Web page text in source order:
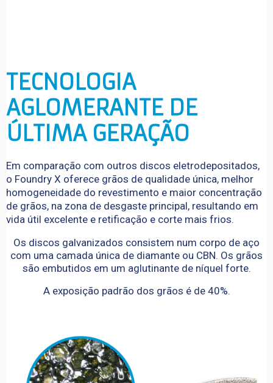
TECNOLOGIA
AGLOMERANTE DE
ÚLTIMA GERAÇÃO
Em comparação com outros discos eletrodepositados,
o Foundry X oferece grãos de qualidade única, melhor
homogeneidade do revestimento e maior concentração
de grãos, na zona de desgaste principal, resultando em
vida útil excelente e retificação e corte mais frios.
Os discos galvanizados consistem num corpo de aço
com uma camada única de diamante ou CBN. Os grãos
são embutidos em um aglutinante de níquel forte.
A exposição padrão dos grãos é de 40%.